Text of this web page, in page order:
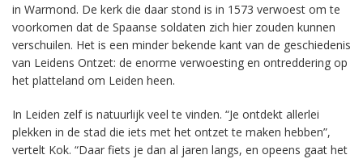
in Warmond. De kerk die daar stond is in 1573 verwoest om te
voorkomen dat de Spaanse soldaten zich hier zouden kunnen
verschuilen. Het is een minder bekende kant van de geschiedenis
van Leidens Ontzet: de enorme verwoesting en ontreddering op
het platteland om Leiden heen.
In Leiden zelf is natuurlijk veel te vinden. “Je ontdekt allerlei
plekken in de stad die iets met het ontzet te maken hebben”,
vertelt Kok. “Daar fiets je dan al jaren langs, en opeens gaat het